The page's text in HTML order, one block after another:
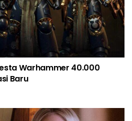
Warhammer 40.000
Baru